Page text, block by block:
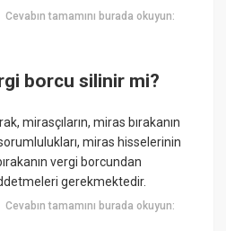
Cevabın tamamını burada okuyun:
borcu silinir mi?
mirasçıların, miras bırakanın
miras hisselerinin
vergi borcundan
gerekmektedir.
Cevabın tamamını burada okuyun: